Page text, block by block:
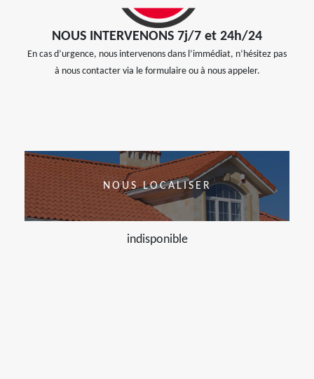
NOUS INTERVENONS 7j/7 et 24h/24
En cas d’urgence, nous intervenons dans l’immédiat, n’hésitez pas
à nous contacter via le formulaire ou à nous appeler.
NOUS LOCALISER
indisponible